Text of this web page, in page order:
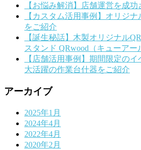
【お悩み解消】店舗運営を成
【カスタム活用事例】オリジ
をご紹介
【誕生秘話】木製オリジナル
スタンド QRwood（キューア
【店舗活用事例】期間限定の
大活躍の作業台什器をご紹介
アーカイブ
2025年1月
2024年4月
2022年4月
2020年2月